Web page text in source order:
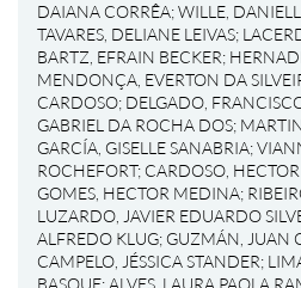
DAIANA CORRÊA;WILLE,
TAVARES, DELIANE LEIVAS;
BARTZ, EFRAIN BECKER;
MENDONÇA, EVERTON DA
CARDOSO; DELGADO,
GABRIEL DA ROCHA DOS;
GARCÍA, GISELLE SANABRIA;
ROCHEFORT; CARDOSO,
GOMES, HECTOR MEDINA;
LUZARDO, JAVIER EDUARDO
ALFREDO KLUG; GUZMÁN, JUAN
CAMPELO, JÉSSICA STANDER;
BASQUE;ALVES, LAURA PAOLA